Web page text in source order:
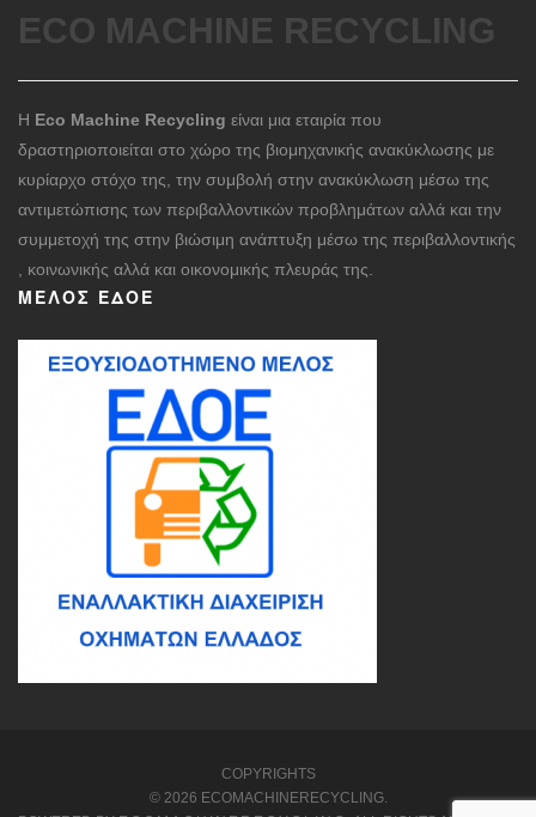
ECO MACHINE RECYCLING
Η Eco Machine Recycling είναι μια εταιρία που
δραστηριοποιείται στο χώρο της βιομηχανικής ανακύκλωσης με
κυρίαρχο στόχο της, την συμβολή στην ανακύκλωση μέσω της
αντιμετώπισης των περιβαλλοντικών προβλημάτων αλλά και την
συμμετοχή της στην βιώσιμη ανάπτυξη μέσω της περιβαλλοντικής
, κοινωνικής αλλά και οικονομικής πλευράς της.
ΜΈΛΟΣ ΕΔΟΕ
COPYRIGHTS
© 2026 ECOMACHINERECYCLING.